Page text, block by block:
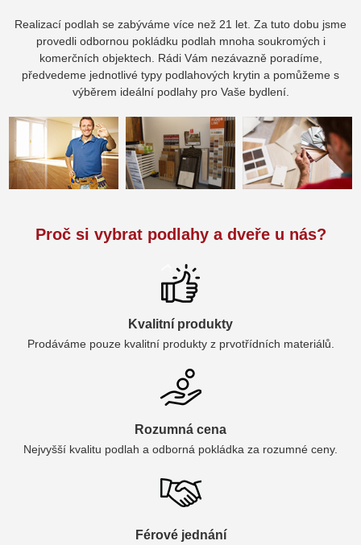
Realizací podlah se zabýváme více než 21 let. Za tuto dobu jsme
provedli odbornou pokládku podlah mnoha soukromých i
komerčních objektech. Rádi Vám nezávazně poradíme,
předvedeme jednotlivé typy podlahových krytin a pomůžeme s
výběrem ideální podlahy pro Vaše bydlení.
Proč si vybrat podlahy a dveře u nás?
Kvalitní produkty
Prodáváme pouze kvalitní produkty z prvotřídních materiálů.
Rozumná cena
Nejvyšší kvalitu podlah a odborná pokládka za rozumné ceny.
Férové jednání